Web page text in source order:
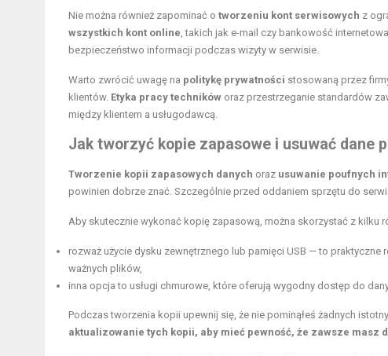
Nie można również zapominać o tworzeniu kont serwisowych z
wszystkich kont online , takich jak e-mail czy bankowość
bezpieczeństwo informacji podczas wizyty w serwisie.
Warto zwrócić uwagę na politykę prywatności stosowaną przez
klientów. Etyka pracy techników oraz przestrzeganie standardów
między klientem a usługodawcą.
Jak tworzyć kopie zapasowe i usuwać dane
Tworzenie kopii zapasowych danych oraz usuwanie poufnych
powinien dobrze znać. Szczególnie przed oddaniem sprzętu do
Aby skutecznie wykonać kopię zapasową, można skorzystać z kilku
rozważ użycie dysku zewnętrznego lub pamięci USB — to
ważnych plików,
inna opcja to usługi chmurowe, które oferują wygodny dostęp do
Podczas tworzenia kopii upewnij się, że nie pominąłeś żadnych
aktualizowanie tych kopii, aby mieć pewność, że zawsze masz